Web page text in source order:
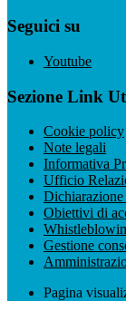
Seguici su
Youtube
Sezione Link
Cookie policy
Note legali
Informativa
Ufficio
Obiettivi di
Gestione
Pagina